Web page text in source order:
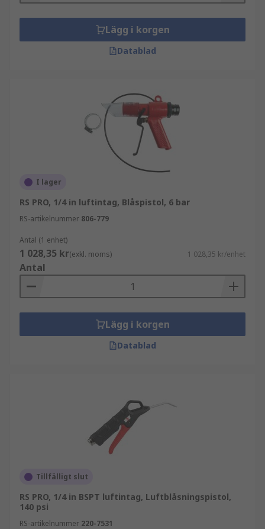
Lägg i korgen
Datablad
I lager
RS PRO, 1/4 in luftintag, Blåspistol, 6 bar
RS-artikelnummer 806-779
Antal (1 enhet)
1 028,35 kr(exkl. moms) 1 028,35 kr/enhet
Antal
Lägg i korgen
Datablad
Tillfälligt slut
RS PRO, 1/4 in BSPT luftintag, Luftblåsningspistol,
140 psi
RS-artikelnummer 220-7531